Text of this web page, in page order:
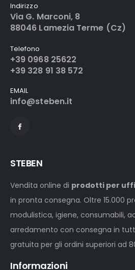
Indirizzo
Via G. Marconi, 8
88046 Lamezia Terme (Cz)
Telefono
+39 0968 25622
+39 328 91 38 572
EMAIL
info@steben.it
STEBEN
Vendita online di prodotti per
in pronta consegna. Oltre 15.000
modulistica, igiene, consumabili,
arredamento con consegna in
gratuita per gli ordini superiori ad
Informazioni